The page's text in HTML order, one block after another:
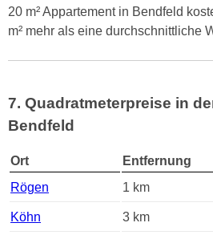
20 m² Appartement in Bendfeld
m² mehr als eine durchschnittliche
7. Quadratmeterpreise in
Bendfeld
Ort Entfernung
Rögen
1 km
Köhn 3 km